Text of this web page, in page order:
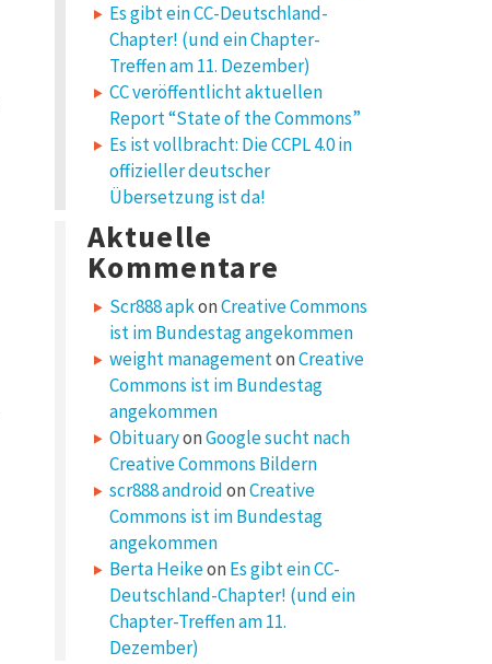
Es gibt ein CC-Deutschland-
Chapter! (und ein Chapter-
Treffen am 11. Dezember)
CC veröffentlicht aktuellen
Report “State of the Commons”
Es ist vollbracht: Die CCPL 4.0 in
offizieller deutscher
Übersetzung ist da!
Aktuelle
Kommentare
Scr888 apkonCreative Commons
ist im Bundestag angekommen
weight managementonCreative
Commons ist im Bundestag
angekommen
ObituaryonGoogle sucht nach
Creative Commons Bildern
scr888 androidonCreative
Commons ist im Bundestag
angekommen
Berta Heikeon Es gibt ein CC-
Deutschland-Chapter! (und ein
Chapter-Treffen am 11.
Dezember)